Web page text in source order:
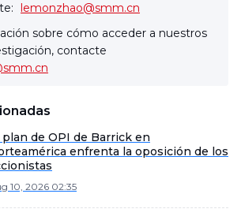
lemonzhao@smm.cn
sobre cómo acceder a nuestros
contacte
plan de OPI de Barrick en
enfrenta la oposición de los
10, 2026 02:35